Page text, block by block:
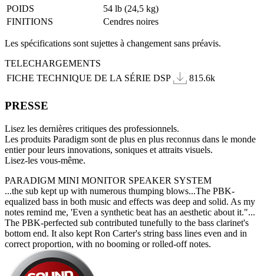
POIDS
54 lb (24,5 kg)
FINITIONS
Cendres noires
Les spécifications sont sujettes à changement sans préavis.
TELECHARGEMENTS
FICHE TECHNIQUE DE LA SÉRIE DSP
815.6k
PRESSE
Lisez les dernières critiques des professionnels.
Les produits Paradigm sont de plus en plus reconnus dans le monde
entier pour leurs innovations, soniques et attraits visuels.
Lisez-les vous-même.
PARADIGM MINI MONITOR SPEAKER SYSTEM
...the sub kept up with numerous thumping blows...The PBK-
equalized bass in both music and effects was deep and solid. As my
notes remind me, 'Even a synthetic beat has an aesthetic about it."...
The PBK-perfected sub contributed tunefully to the bass clarinet's
bottom end. It also kept Ron Carter's string bass lines even and in
correct proportion, with no booming or rolled-off notes.